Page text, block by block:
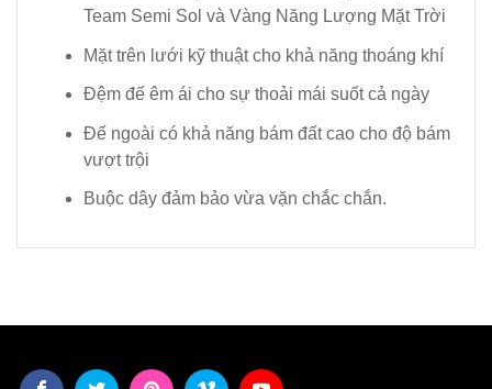
Team Semi Sol và Vàng Năng Lượng Mặt Trời
Mặt trên lưới kỹ thuật cho khả năng thoáng khí
Đệm đế êm ái cho sự thoải mái suốt cả ngày
Đế ngoài có khả năng bám đất cao cho độ bám
vượt trội
Buộc dây đảm bảo vừa vặn chắc chắn.